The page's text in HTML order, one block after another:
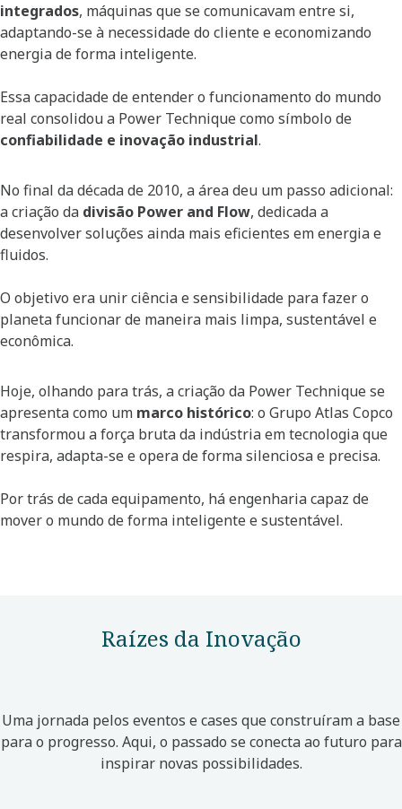
integrados, máquinas que se comunicavam entre si,
adaptando-se à necessidade do cliente e economizando
energia de forma inteligente.
Essa capacidade de entender o funcionamento do mundo
real consolidou a Power Technique como símbolo de
confiabilidade e inovação industrial.
No final da década de 2010, a área deu um passo adicional:
a criação da divisão Power and Flow, dedicada a
desenvolver soluções ainda mais eficientes em energia e
fluidos.
O objetivo era unir ciência e sensibilidade para fazer o
planeta funcionar de maneira mais limpa, sustentável e
econômica.
Hoje, olhando para trás, a criação da Power Technique se
apresenta como um marco histórico: o Grupo Atlas Copco
transformou a força bruta da indústria em tecnologia que
respira, adapta-se e opera de forma silenciosa e precisa.
Por trás de cada equipamento, há engenharia capaz de
mover o mundo de forma inteligente e sustentável.
Raízes da Inovação
Uma jornada pelos eventos e cases que construíram a base
para o progresso. Aqui, o passado se conecta ao futuro para
inspirar novas possibilidades.